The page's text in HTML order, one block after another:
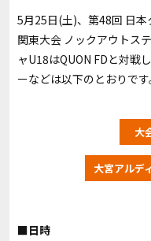
5月25日(土)、第48回 日
関東大会 ノックアウトス
ャU18はQUON FDと対戦
ーなどは以下のとおりです
大
大宮アルデ
■日時